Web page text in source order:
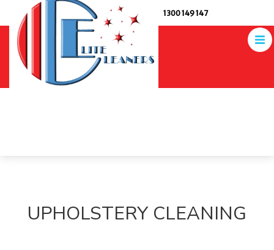
1300 149 147
UPHOLSTERY CLEANING